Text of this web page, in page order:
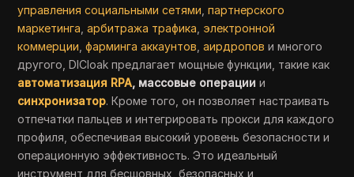
управления социальными сетями ,партнерского
маркетинга ,арбитража трафика электронной
коммерции ,фарминга аккаунтов ,аирдропов и многого
другого, DICloak предлагает мощные функции, такие как
автоматизация RPA, массовые операции и
синхронизатор. Кроме того, он позволяет настраивать
отпечатки пальцев и интегрировать прокси для каждого
профиля, обеспечивая высокий уровень безопасности и
операционную эффективность. Это идеальный
инструмент для бесшовных, безопасных и